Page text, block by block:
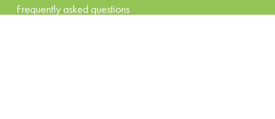
Frequently asked questions